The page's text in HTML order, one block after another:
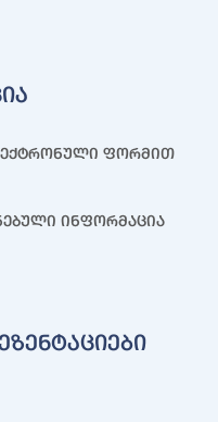
ფორმით
ინფორმაცია